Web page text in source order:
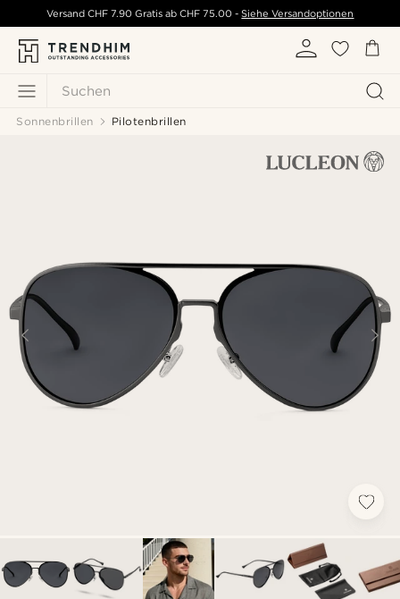
Suchen
Versand CHF 7.90 Gratis ab CHF 75.00 - Siehe Versandoptionen
Sonnenbrillen Pilotenbrillen